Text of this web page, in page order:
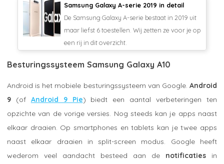
Samsung Galaxy A-serie 2019 in detail
De Samsung Galaxy A-serie bestaat in 2019 uit
maar liefst 6 toestellen. Wij zetten ze voor je op
een rij in dit overzicht.
Besturingssysteem Samsung Galaxy A10
Android is het mobiele besturingssysteem van Google. Android
9 (of Android 9 Pie) biedt een aantal verbeteringen ten
opzichte van de vorige versies. Nog steeds kan je apps naast
elkaar draaien. Op smartphones en tablets kan je twee apps
naast elkaar draaien in split-screen modus. Google heeft
wederom veel aandacht besteed aan de notificaties in